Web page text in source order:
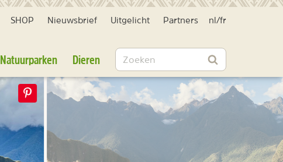
SHOP Nieuwsbrief Uitgelicht Partners nl /fr
Natuurparken Dieren Zoeken
Zoeken